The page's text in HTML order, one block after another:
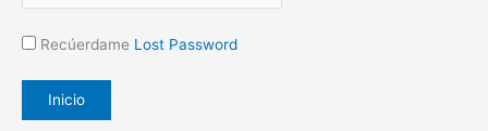
Recúerdame Lost Password